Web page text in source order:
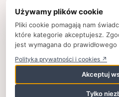
Strona
Polityka
Strony
© 2025
Używamy plików cookie
Pliki cookie pomagają nam
które kategorie akceptujesz.
jest wymagana do prawidłowego
Polityka prywatności i cookies ↗
Akceptuj
Tylko